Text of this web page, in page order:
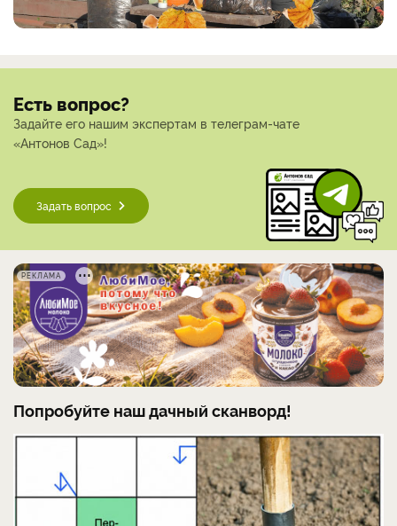
Есть вопрос?
Задайте его нашим экспертам в телеграм-чате
«Антонов Сад»!
Задать вопрос
РЕКЛАМА
Попробуйте наш дачный сканворд!